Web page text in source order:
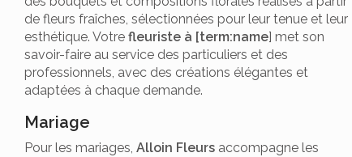
de fleurs fraîches, sélectionnées pour leur tenue et leur
esthétique. Votre fleuriste à [term:name] met son
savoir-faire au service des particuliers et des
professionnels, avec des créations élégantes et
adaptées à chaque demande.
Mariage
Pour les mariages, Alloin Fleurs accompagne les